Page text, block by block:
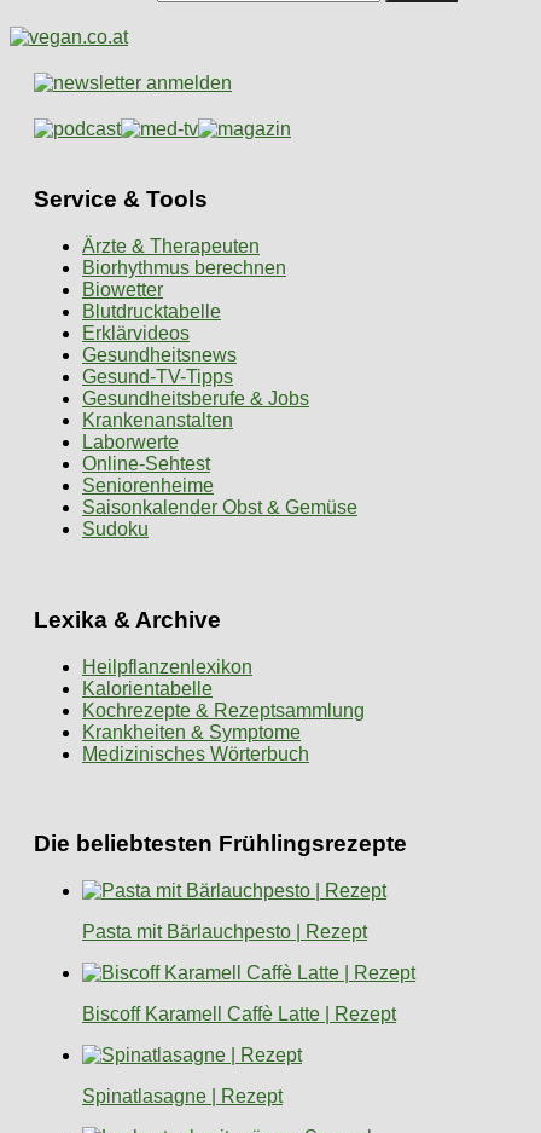
Service & Tools
Ärzte & Therapeuten
Biorhythmus berechnen
Biowetter
Blutdrucktabelle
Erklärvideos
Gesundheitsnews
Gesund-TV-Tipps
Gesundheitsberufe & Jobs
Krankenanstalten
Laborwerte
Online-Sehtest
Seniorenheime
Saisonkalender Obst & Gemüse
Sudoku
Lexika & Archive
Heilpflanzenlexikon
Kalorientabelle
Kochrezepte & Rezeptsammlung
Krankheiten & Symptome
Medizinisches Wörterbuch
Die beliebtesten Frühlingsrezepte
Pasta mit Bärlauchpesto | Rezept
Biscoff Karamell Caffè Latte | Rezept
Spinatlasagne | Rezept